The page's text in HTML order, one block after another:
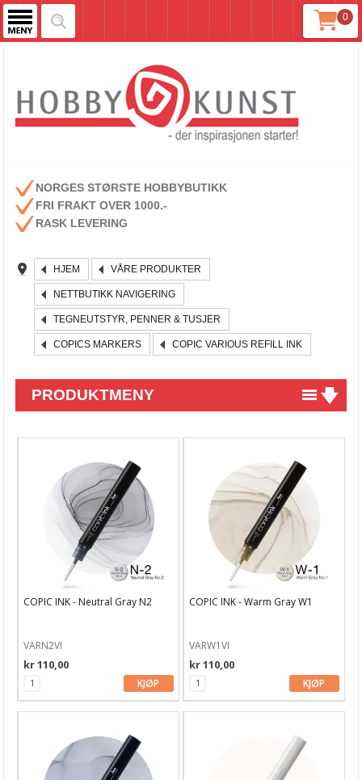
0
NORGES STØRSTE HOBBYBUTIKK
FRI FRAKT OVER 1000.-
RASK LEVERING
HJEM VÅRE PRODUKTER
NETTBUTIKK NAVIGERING
TEGNEUTSTYR, PENNER & TUSJER
COPICS MARKERS COPIC VARIOUS REFILL INK
PRODUKTMENY
Kurs & aktiviteter
Kort & Scrapbooking
Scrapbooking & lommescrapping
Planners & kalender
Art Journaling & Mixed Media
Vokssegl & tilbehør
Lim & Verktøy
Bånd, Blonder & Tekstil
COPIC INK - Neutral Gray N2
VARN2VI
kr 110,00
KJØP
COPIC INK - Warm Gray W1
VARW1VI
kr 110,00
KJØP